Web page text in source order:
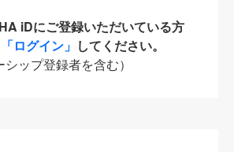
iDにご登録いただいている方
「ログイン」 してください。
シップ登録者を含む）